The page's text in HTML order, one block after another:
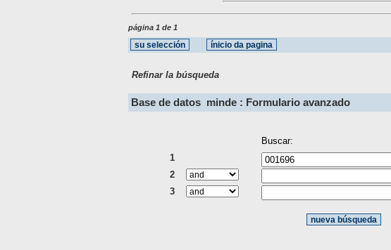
página 1 de 1
Refinar la búsqueda
Base de datos minde : Formulario avanzado
Buscar:
1
2
3